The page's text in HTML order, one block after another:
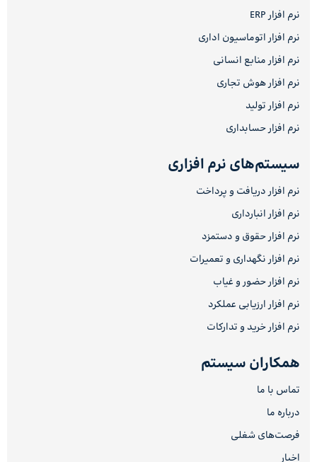
نرم افزار ERP
نرم افزار اتوماسیون اداری
نرم افزار منابع انسانی
نرم افزار هوش تجاری
نرم افزار تولید
نرم افزار حسابداری
سیستم‌های نرم افزاری
نرم افزار دریافت و پرداخت
نرم افزار انبارداری
نرم افزار حقوق و دستمزد
نرم افزار نگهداری و تعمیرات
نرم افزار حضور و غیاب
نرم افزار ارزیابی عملکرد
نرم افزار خرید و تدارکات
همکاران سیستم
تماس با ما
درباره ما
فرصت‌های شغلی
اخبار